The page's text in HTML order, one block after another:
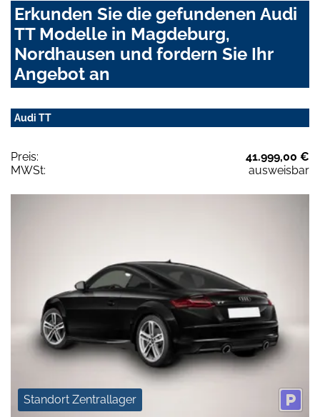
Erkunden Sie die gefundenen Audi
TT Modelle in Magdeburg,
Nordhausen und fordern Sie Ihr
Angebot an
Audi TT
Preis:
41.999,00 €
MWSt:
ausweisbar
Standort Zentrallager